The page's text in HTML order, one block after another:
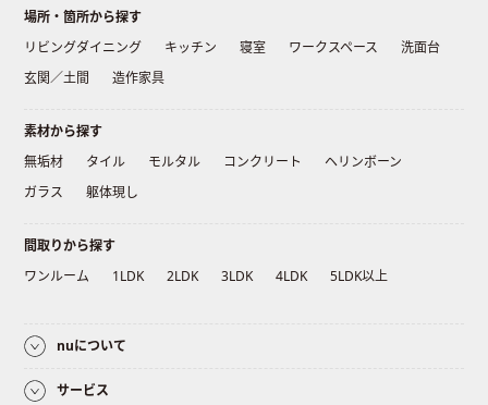
場所・箇所から探す
リビングダイニング
キッチン 寝室 ワークスペース
洗面台
玄関／土間
造作家具
素材から探す
無垢材
タイル モルタル コンクリート
ヘリンボーン
ガラス
躯体現し
間取りから探す
ワンルーム
1LDK 2LDK 3LDK 4LDK 5LDK以上
nuについて
サービス